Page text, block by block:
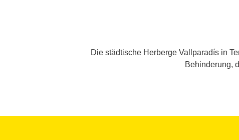
Die städtische Herberge Vallparadís in
Behinderung,